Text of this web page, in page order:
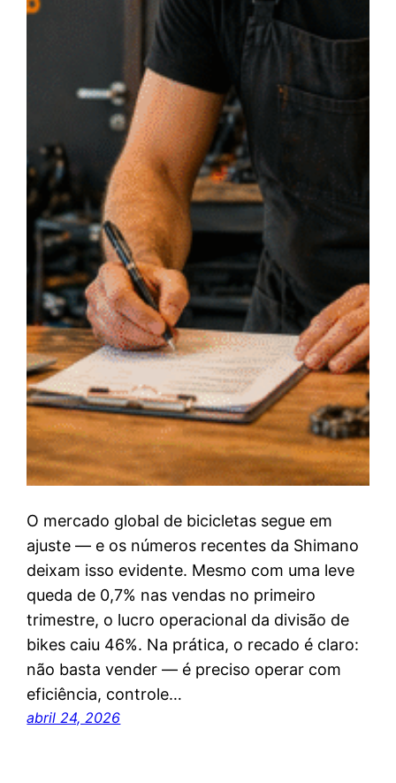
O mercado global de bicicletas segue em
ajuste — e os números recentes da Shimano
deixam isso evidente. Mesmo com uma leve
queda de 0,7% nas vendas no primeiro
trimestre, o lucro operacional da divisão de
bikes caiu 46%. Na prática, o recado é claro:
não basta vender — é preciso operar com
eficiência, controle…
abril 24, 2026